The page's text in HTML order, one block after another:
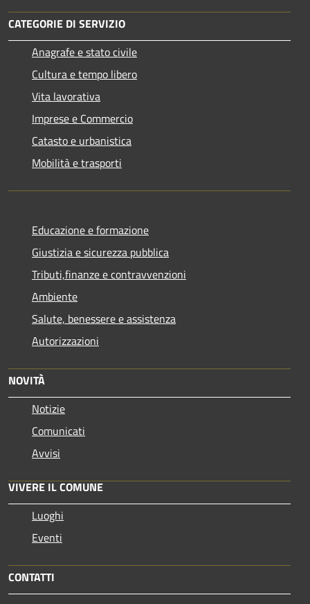
CATEGORIE DI SERVIZIO
Anagrafe e stato civile
Cultura e tempo libero
Vita lavorativa
Imprese e Commercio
Catasto e urbanistica
Mobilità e trasporti
Educazione e formazione
Giustizia e sicurezza pubblica
Tributi,finanze e contravvenzioni
Ambiente
Salute, benessere e assistenza
Autorizzazioni
NOVITÀ
Notizie
Comunicati
Avvisi
VIVERE IL COMUNE
Luoghi
Eventi
CONTATTI